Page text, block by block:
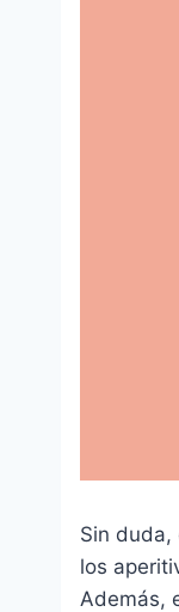
Sin duda,
los
Además,